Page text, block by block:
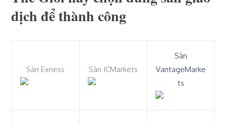
dịch để thành công
Sàn Exness Sàn ICMarkets
Sàn
VantageMarke
ts